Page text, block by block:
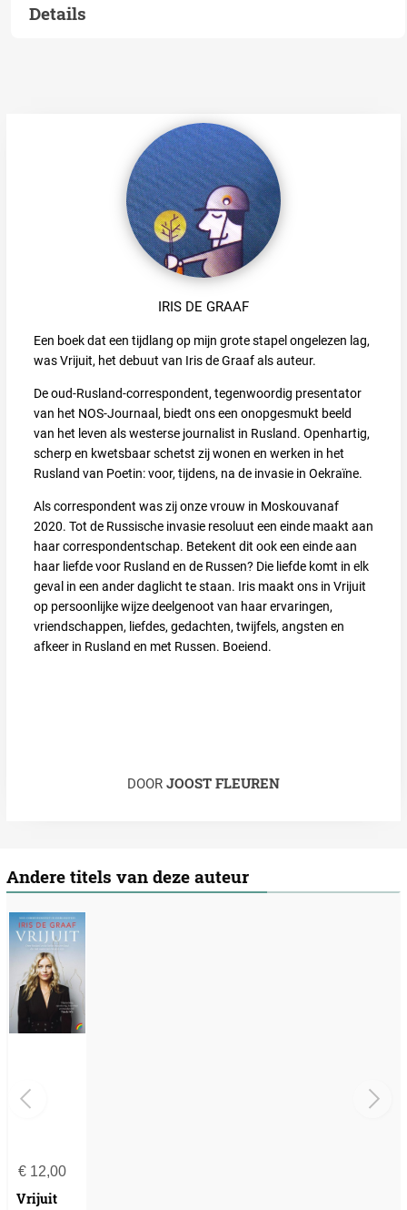
Details
IRIS DE GRAAF
Een boek dat een tijdlang op mijn grote stapel ongelezen lag,
was Vrijuit, het debuut van Iris de Graaf als auteur.
De oud-Rusland-correspondent, tegenwoordig presentator
van het NOS-Journaal, biedt ons een onopgesmukt beeld
van het leven als westerse journalist in Rusland. Openhartig,
scherp en kwetsbaar schetst zij wonen en werken in het
Rusland van Poetin: voor, tijdens, na de invasie in Oekraïne.
Als correspondent was zij onze vrouw in Moskouvanaf
2020. Tot de Russische invasie resoluut een einde maakt aan
haar correspondentschap. Betekent dit ook een einde aan
haar liefde voor Rusland en de Russen? Die liefde komt in elk
geval in een ander daglicht te staan. Iris maakt ons in Vrijuit
op persoonlijke wijze deelgenoot van haar ervaringen,
vriendschappen, liefdes, gedachten, twijfels, angsten en
afkeer in Rusland en met Russen. Boeiend.
DOOR JOOST FLEUREN
Andere titels van deze auteur
€12,00
Vrijuit